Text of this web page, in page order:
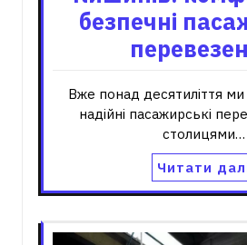
безпечні
Вже понад десятиліття
надійні пасажирські
столицями…
Читати